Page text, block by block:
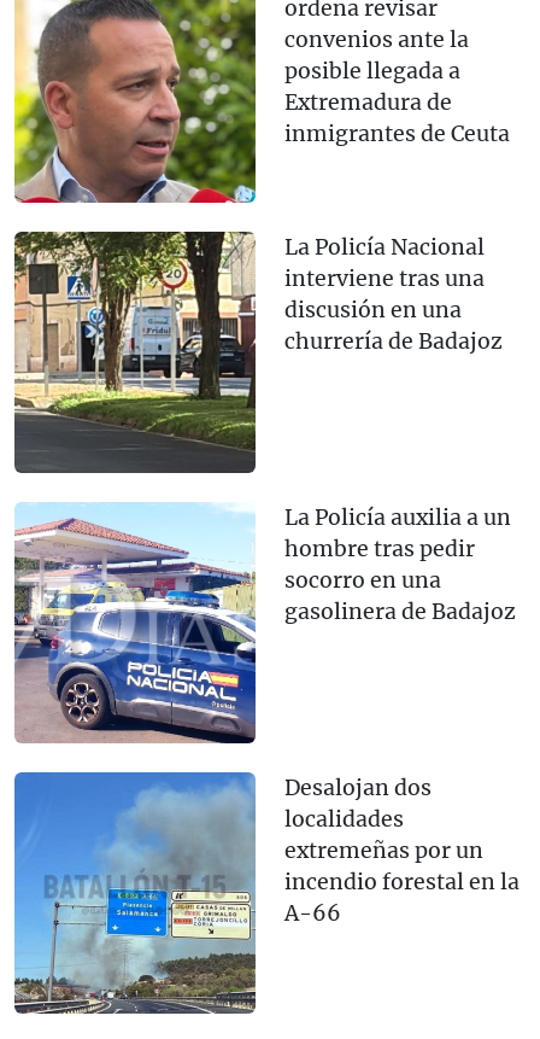
ordena revisar
convenios ante la
posible llegada a
Extremadura de
inmigrantes de Ceuta
La Policía Nacional
interviene tras una
discusión en una
churrería de Badajoz
La Policía auxilia a un
hombre tras pedir
socorro en una
gasolinera de Badajoz
Desalojan dos
localidades
extremeñas por un
incendio forestal en la
A-66